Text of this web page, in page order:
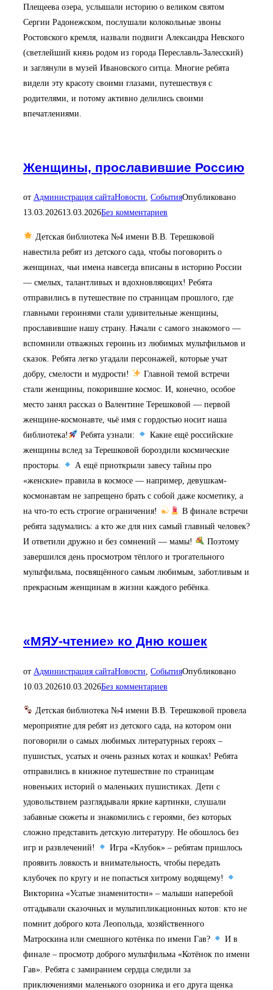
Плещеева озера, услышали историю о великом святом
Сергии Радонежском, послушали колокольные звоны
Ростовского кремля, назвали подвиги Александра Невского
(светлейший князь родом из города Переславль-Залесский)
и заглянули в музей Ивановского ситца. Многие ребята
видели эту красоту своими глазами, путешествуя с
родителями, и потому активно делились своими
впечатлениями.
Женщины, прославившие Россию
от Администрация сайтаНовости, СобытияОпубликовано
13.03.202613.03.2026Без комментариев
Детская библиотека №4 имени В.В. Терешковой
навестила ребят из детского сада, чтобы поговорить о
женщинах, чьи имена навсегда вписаны в историю России
— смелых, талантливых и вдохновляющих! Ребята
отправились в путешествие по страницам прошлого, где
главными героинями стали удивительные женщины,
прославившие нашу страну. Начали с самого знакомого —
вспомнили отважных героинь из любимых мультфильмов и
сказок. Ребята легко угадали персонажей, которые учат
добру, смелости и мудрости!
Главной темой встречи
стали женщины, покорившие космос. И, конечно, особое
место занял рассказ о Валентине Терешковой — первой
женщине-космонавте, чьё имя с гордостью носит наша
библиотека!
Ребята узнали:
Какие ещё российские
женщины вслед за Терешковой бороздили космические
просторы.
А ещё приоткрыли завесу тайны про
«женские» правила в космосе — например, девушкам-
космонавтам не запрещено брать с собой даже косметику, а
на что-то есть строгие ограничения!
В финале встречи
ребята задумались: а кто же для них самый главный человек?
И ответили дружно и без сомнений — мамы!
Поэтому
завершился день просмотром тёплого и трогательного
мультфильма, посвящённого самым любимым, заботливым и
прекрасным женщинам в жизни каждого ребёнка.
«МЯУ-чтение» ко Дню кошек
от Администрация сайтаНовости СобытияОпубликовано
10.03.202610.03.2026Без комментариев
Детская библиотека №4 имени В.В. Терешковой провела
мероприятие для ребят из детского сада, на котором они
поговорили о самых любимых литературных героях –
пушистых, усатых и очень разных котах и кошках! Ребята
отправились в книжное путешествие по страницам
новеньких историй о маленьких пушистиках. Дети с
удовольствием разглядывали яркие картинки, слушали
забавные сюжеты и знакомились с героями, без которых
сложно представить детскую литературу. Не обошлось без
игр и развлечений!
Игра «Клубок» – ребятам пришлось
проявить ловкость и внимательность, чтобы передать
клубочек по кругу и не попасться хитрому водящему!
Викторина «Усатые знаменитости» – малыши наперебой
отгадывали сказочных и мультипликационных котов: кто не
помнит доброго кота Леопольда, хозяйственного
Матроскина или смешного котёнка по имени Гав?
И в
финале – просмотр доброго мультфильма «Котёнок по имени
Гав». Ребята с замиранием сердца следили за
приключениями маленького озорника и его друга щенка